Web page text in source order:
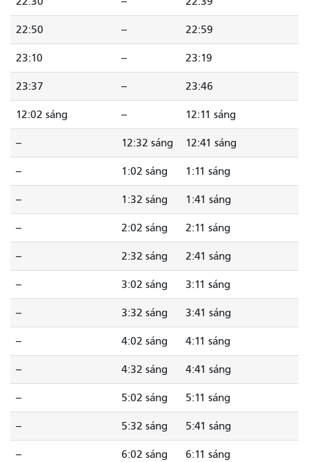
22:50 -- 22:59
23:10 -- 23:19
23:37 -- 23:46
12:02 sáng -- 12:11 sáng
-- 12:32 sáng 12:41 sáng
-- 1:02 sáng 1:11 sáng
-- 1:32 sáng 1:41 sáng
-- 2:02 sáng 2:11 sáng
-- 2:32 sáng 2:41 sáng
-- 3:02 sáng 3:11 sáng
-- 3:32 sáng 3:41 sáng
-- 4:02 sáng 4:11 sáng
-- 4:32 sáng 4:41 sáng
-- 5:02 sáng 5:11 sáng
-- 5:32 sáng 5:41 sáng
-- 6:02 sáng 6:11 sáng